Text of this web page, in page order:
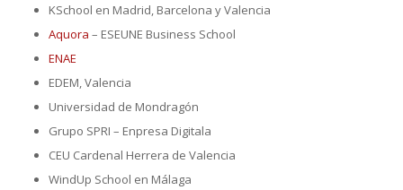
KSchool en Madrid, Barcelona y Valencia
Aquora – ESEUNE Business School
ENAE
EDEM, Valencia
Universidad de Mondragón
Grupo SPRI – Enpresa Digitala
CEU Cardenal Herrera de Valencia
WindUp School en Málaga